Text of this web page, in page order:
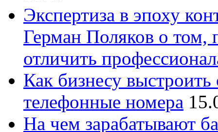
Экспертиза в эпоху
Герман Поляков о том,
отличить
Как бизнесу
телефонные номера
На чем зарабатывают